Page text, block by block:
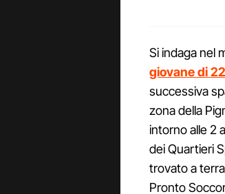
Si indaga nel
giovane di
successiva
zona della
intorno alle 2
dei Quartieri
trovato a
Pronto